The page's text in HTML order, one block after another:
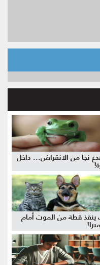
نجا من الانقراض... داخل
ينقذ قطة من الموت أمام